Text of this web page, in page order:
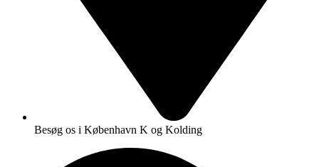
Besøg os i København K og Kolding